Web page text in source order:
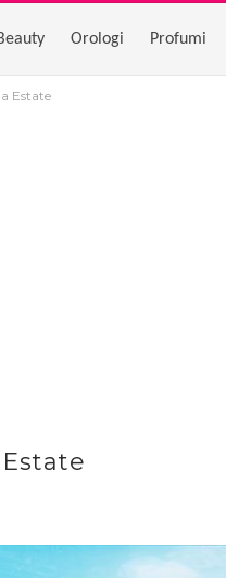
Orologi Profumi
Estate